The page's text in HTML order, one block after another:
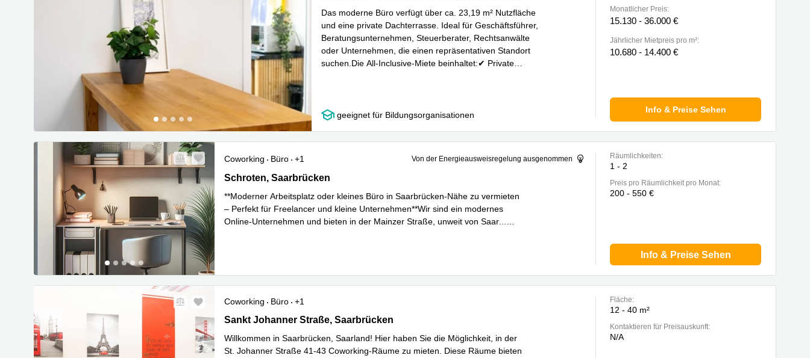
geeignet für Bildungsorganisationen
Das moderne Büro verfügt über ca. 23,19 m² Nutzfläche
und eine private Dachterrasse. Ideal für Geschäftsführer,
Beratungsunternehmen, Steuerberater, Rechtsanwälte
oder Unternehmen, die einen repräsentativen Standort
suchen.Die All-Inclusive-Miete beinhaltet:✔ Private
Monatlicher Preis:
15.130 - 36.000 €
Jährlicher Mietpreis pro m²:
10.680 - 14.400 €
Info & Preise Sehen
Coworking Büro +1 Von der Energieausweisregelung ausgenommen
Schroten, Saarbrücken
Schroten, Saarbrücken
**Moderner Arbeitsplatz oder kleines Büro in Saarbrücken-Nähe zu vermieten
– Perfekt für Freelancer und kleine Unternehmen**Wir sind ein modernes
Online-Unternehmen und bieten in der Mainzer Straße, unweit von Saar
Räumlichkeiten:
1 - 2
Preis pro Räumlichkeit pro Monat:
200 - 550 €
Info & Preise Sehen
Coworking Büro
+1
St. Johanner Straße 41-43, Saarbrücken
Sankt Johanner Straße, Saarbrücken
Willkommen in Saarbrücken, Saarland! Hier haben Sie die Möglichkeit, in der
St. Johanner Straße 41-43 Coworking-Räume zu mieten. Diese Räume bieten
Fläche:
12 - 40 m²
Kontaktieren für Preisauskunft:
N/A